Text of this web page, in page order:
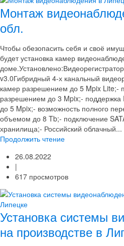
Монтаж
обл.
Чтобы обезопасить себя и своё
будет установка камер
v3.0Гибридный 4-х канальный
камер разрешением до 5 Mpix Lite;-
разрешением до 3 Mpix;-
до 5 Mpix;- возможность полного
объемом до 8 Tb;- подключение
хранилища;- Российский облачный...
Продолжить чтение
26.08.2022
|
617 просмотров
Установка системы
на производстве в